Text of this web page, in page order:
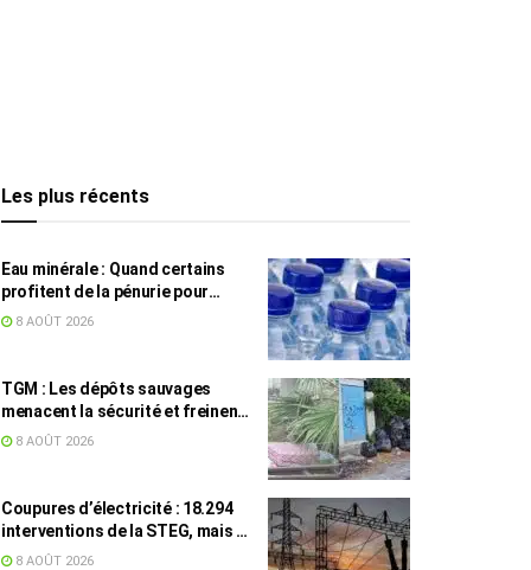
Les plus récents
Eau minérale : Quand certains
profitent de la pénurie pour
augmenter les prix
8 AOÛT 2026
TGM : Les dépôts sauvages
menacent la sécurité et freinent
les travaux
8 AOÛT 2026
Coupures d’électricité : 18.294
interventions de la STEG, mais la
colère ne retombe pas
8 AOÛT 2026